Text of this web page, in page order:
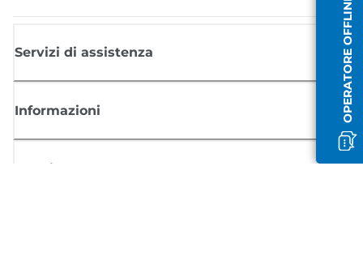
OPERATORE OFFLINE
Servizi di assistenza
Informazioni
Acquisto